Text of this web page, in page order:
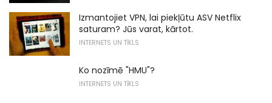
Izmantojiet VPN, lai piekļūtu ASV Netflix
saturam? Jūs varat, kārtot.
INTERNETS UN TĪKLS
Ko nozīmē "HMU"?
INTERNETS UN TĪKLS